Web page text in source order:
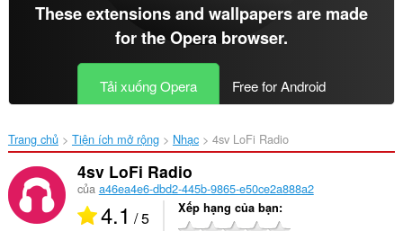
These extensions and wallpapers are made
for theOpera browser.
Tải xuống Opera Free for Android
Trang chủ Tiện ích mở rộng Nhạc 4sv LoFi Radio‎
4sv LoFi Radio
của a46ea4e6-dbd2-445b-9865-e50ce2a888a2
4.1 / 5 Xếp hạng của bạn